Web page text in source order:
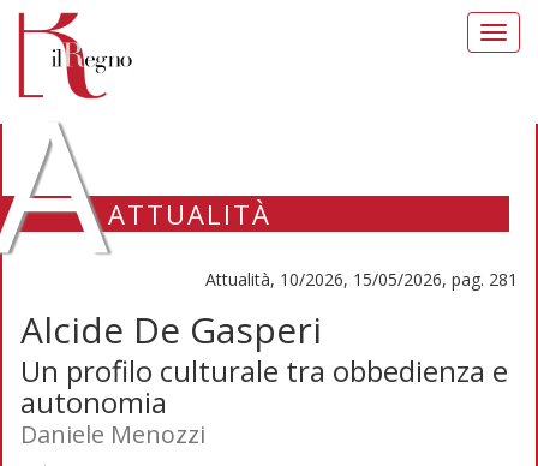
ATTUALITÀ
Attualità, 10/2026, 15/05/2026, pag. 281
Alcide De Gasperi
Un profilo culturale tra obbedienza e
autonomia
Daniele Menozzi